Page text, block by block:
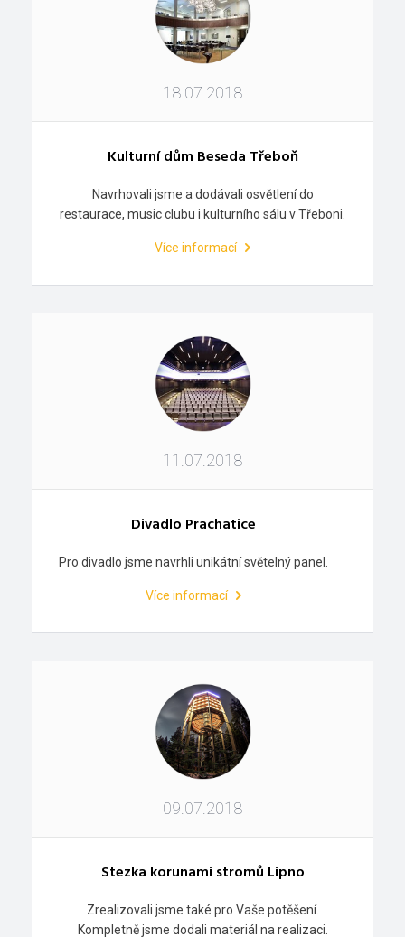
18.07.2018
Kulturní dům Beseda Třeboň
Navrhovali jsme a dodávali osvětlení do
restaurace, music clubu i kulturního sálu v Třeboni.
Více informací
11.07.2018
Divadlo Prachatice
Pro divadlo jsme navrhli unikátní světelný panel.
Více informací
09.07.2018
Stezka korunami stromů Lipno
Zrealizovali jsme také pro Vaše potěšení.
Kompletně jsme dodali materiál na realizaci.